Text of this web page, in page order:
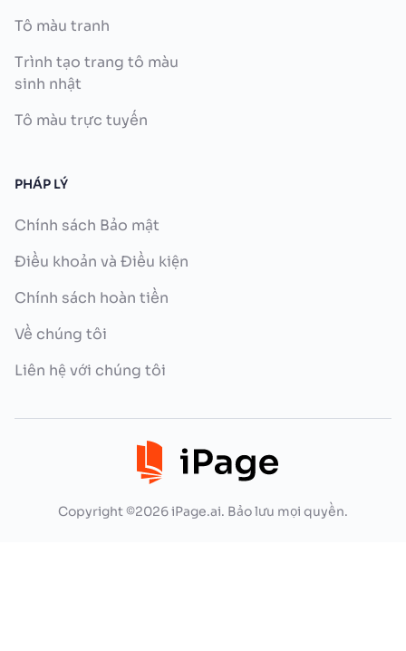
Tô màu tranh
Trình tạo trang tô màu
sinh nhật
Tô màu trực tuyến
PHÁP LÝ
Chính sách Bảo mật
Điều khoản và Điều kiện
Chính sách hoàn tiền
Về chúng tôi
Liên hệ với chúng tôi
Copyright ©2026 iPage.ai. Bảo lưu mọi quyền.